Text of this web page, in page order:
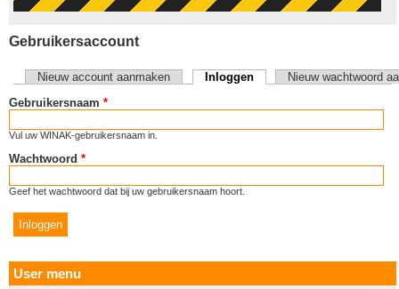
Gebruikersaccount
Primaire tabs
Nieuw account aanmaken Inloggen(actieve tabblad)
Nieuw wachtwoord
Gebruikersnaam *
Vul uw WINAK-gebruikersnaam in.
Wachtwoord *
Geef het wachtwoord dat bij uw gebruikersnaam hoort.
User menu